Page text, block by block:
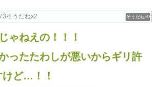
0
そうだねx2
ゃねえの！！！
ったたわしが悪いからギリ許
ど…！！